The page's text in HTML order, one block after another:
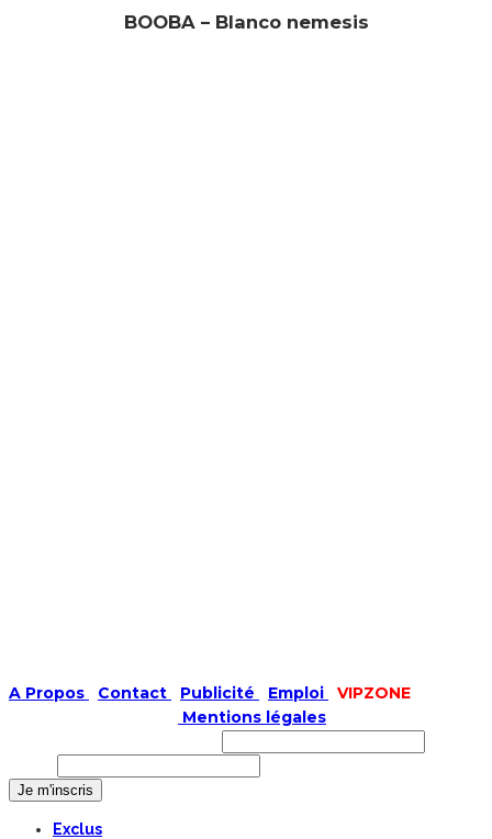
BOOBA – Blanco nemesis
A Propos Contact Publicité Emploi
VIPZONE
Mentions légales
Exclus